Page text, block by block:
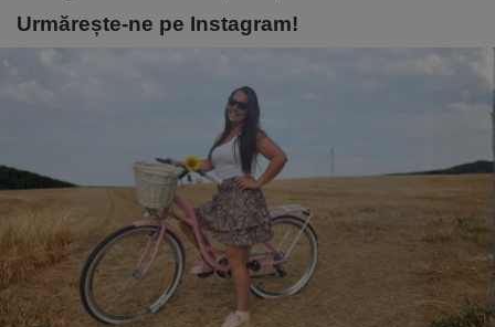
Urmărește-ne pe Instagram!